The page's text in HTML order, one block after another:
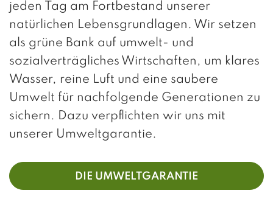
jeden Tag am Fortbestand unserer
natürlichen Lebensgrundlagen. Wir setzen
als grüne Bank auf umwelt- und
sozialverträgliches Wirtschaften, um klares
Wasser, reine Luft und eine saubere
Umwelt für nachfolgende Generationen zu
sichern. Dazu verpflichten wir uns mit
unserer Umweltgarantie.
DIE UMWELTGARANTIE